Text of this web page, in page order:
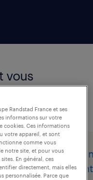
vous
Randstad France et ses
informations sur votre
cookies. Ces informations
votre appareil, et sont
comme vous
notre site, et pour vous
En général, ces
directement, mais elles
personnalisée. Parce que